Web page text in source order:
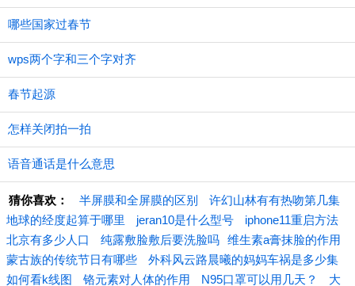
哪些国家过春节
wps两个字和三个字对齐
春节起源
怎样关闭拍一拍
语音通话是什么意思
猜你喜欢： 半屏膜和全屏膜的区别
许幻山林有有热吻第几集
地球的经度起算于哪里
jeran10是什么型号
iphone11重启方法
北京有多少人口
纯露敷脸敷后要洗脸吗 ​维生素a膏抹脸的作用
蒙古族的传统节日有哪些
外科风云路晨曦的妈妈车祸是多少集
如何看k线图
铬元素对人体的作用 N95口罩可以用几天？ 大